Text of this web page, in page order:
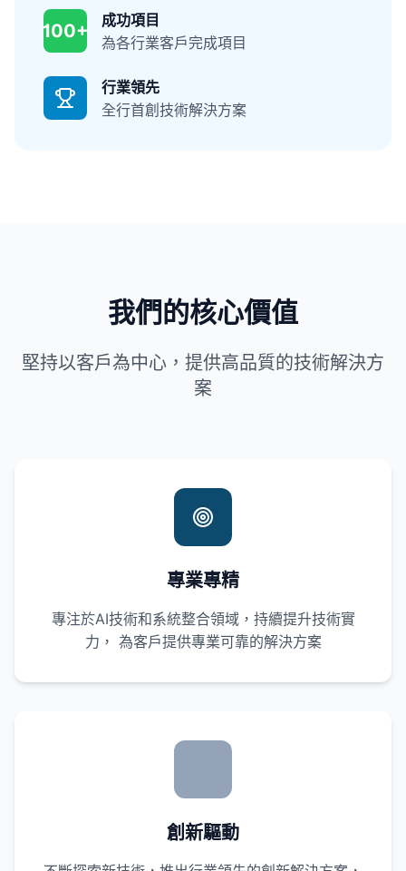
100+
成功項目
為各行業客戶完成項目
行業領先
全行首創技術解決方案
我們的核心價值
堅持以客戶為中心，提供高品質的技術解決方
案
專業專精
專注於AI技術和系統整合領域，持續提升技術實
力， 為客戶提供專業可靠的解決方案
創新驅動